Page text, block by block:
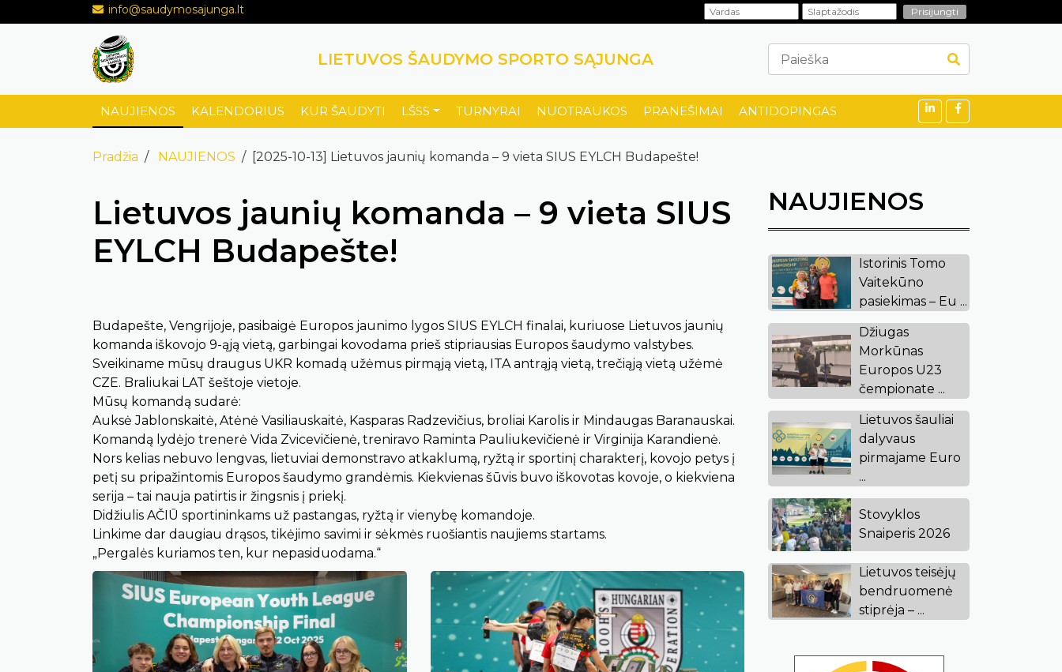
info@saudymosajunga.lt
LIETUVOS ŠAUDYMO SPORTO SĄJUNGA
NAUJIENOS KALENDORIUS KUR ŠAUDYTI LŠSS TURNYRAI NUOTRAUKOS PRANEŠIMAI ANTIDOPINGAS
Pradžia NAUJIENOS [2025-10-13] Lietuvos jaunių komanda – 9 vieta SIUS EYLCH Budapešte!
Lietuvos jaunių komanda – 9 vieta SIUS
EYLCH Budapešte!
Budapešte, Vengrijoje, pasibaigė Europos jaunimo lygos SIUS EYLCH finalai, kuriuose Lietuvos jaunių
komanda iškovojo 9-ąją vietą, garbingai kovodama prieš stipriausias Europos šaudymo valstybes.
Sveikiname mūsų draugus UKR komadą užėmus pirmąją vietą, ITA antrąją vietą, trečiąją vietą užėmė
CZE. Braliukai LAT šeštoje vietoje.
Mūsų komandą sudarė:
Auksė Jablonskaitė, Atėnė Vasiliauskaitė, Kasparas Radzevičius, broliai Karolis ir Mindaugas Baranauskai.
Komandą lydėjo trenerė Vida Zvicevičienė, treniravo Raminta Pauliukevičienė ir Virginija Karandienė.
Nors kelias nebuvo lengvas, lietuviai demonstravo atkaklumą, ryžtą ir sportinį charakterį, kovojo petys į
petį su pripažintomis Europos šaudymo grandėmis. Kiekvienas šūvis buvo iškovotas kovoje, o kiekviena
serija – tai nauja patirtis ir žingsnis į priekį.
Didžiulis AČIŪ sportininkams už pastangas, ryžtą ir vienybę komandoje.
Linkime dar daugiau drąsos, tikėjimo savimi ir sėkmės ruošiantis naujiems startams.
„Pergalės kuriamos ten, kur nepasiduodama.“
NAUJIENOS
Istorinis Tomo
Vaitekūno
pasiekimas – Eu ...
Džiugas
Morkūnas
Europos U23
čempionate ...
Lietuvos šauliai
dalyvaus
pirmajame Euro
...
Stovyklos
Snaiperis 2026
Lietuvos teisėjų
bendruomenė
stiprėja – ...